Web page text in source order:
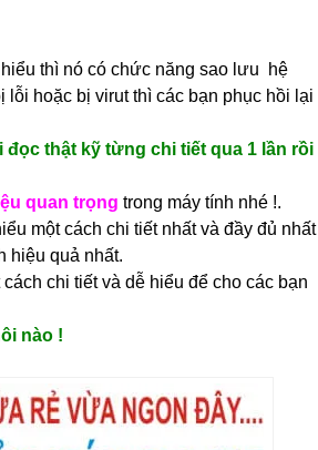
thì nó có chức năng sao lưu hệ
hoặc bị virut thì các bạn phục hồi lại
thật kỹ từng chi tiết qua 1 lần rồi
quan trọng trong máy tính nhé !.
một cách chi tiết nhất và đầy đủ nhất
hiệu quả nhất.
chi tiết và dễ hiểu để cho các bạn
nào !